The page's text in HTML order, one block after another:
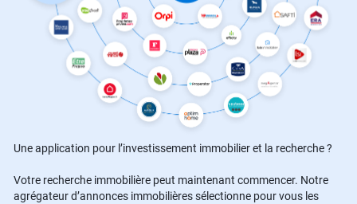
Une application pour l’investissement immobilier et la recherche ?
Votre recherche immobilière peut maintenant commencer. Notre
agrégateur d’annonces immobilières sélectionne pour vous les